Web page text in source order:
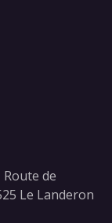
de